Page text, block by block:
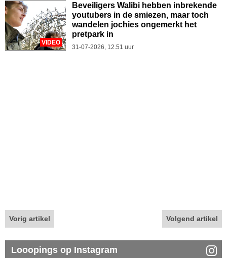
VIDEO
Beveiligers Walibi hebben inbrekende
youtubers in de smiezen, maar toch
wandelen jochies ongemerkt het
pretpark in
31-07-2026, 12.51 uur
Vorig artikel Volgend artikel
Looopings op Instagram